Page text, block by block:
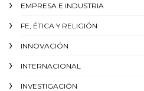
EMPRESA E INDUSTRIA
FE, ÉTICA Y RELIGIÓN
INNOVACIÓN
INTERNACIONAL
INVESTIGACIÓN